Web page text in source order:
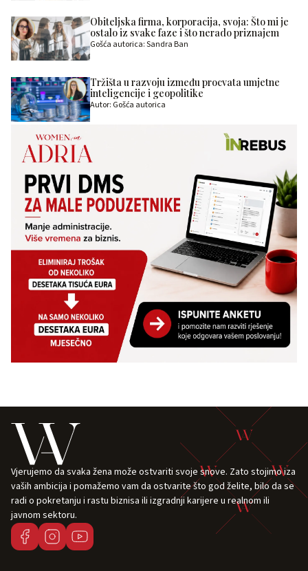
Obiteljska firma, korporacija, svoja: Što mi je
ostalo iz svake faze i što nerado priznajem
Gošća autorica: Sandra Ban
Tržišta u razvoju između procvata umjetne
inteligencije i geopolitike
Autor: Gošća autorica
Vjerujemo da svaka žena može ostvariti svoje snove. Zato stojimo iza
vaših ambicija i pomažemo vam da ostvarite što god želite, bilo da se
radi o pokretanju i rastu biznisa ili izgradnji karijere u realnom ili
javnom sektoru.